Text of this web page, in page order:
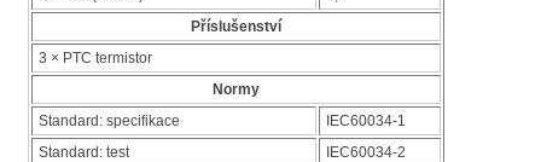
Příslušenství
3 × PTC termistor
Normy
Standard: specifikace
IEC60034-1
Standard: test
IEC60034-2